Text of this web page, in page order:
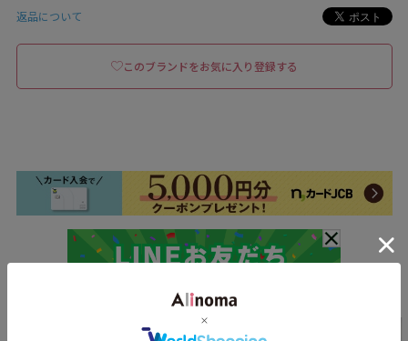
返品について
このブランドをお気に入り登録する